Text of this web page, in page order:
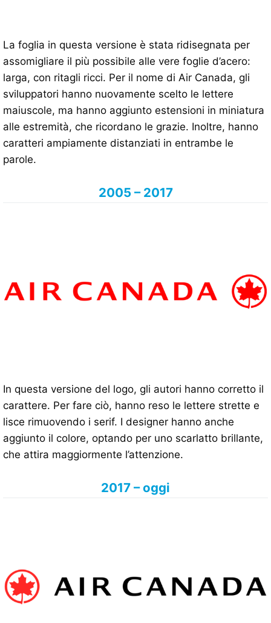
La foglia in questa versione è stata ridisegnata per
assomigliare il più possibile alle vere foglie d’acero:
larga, con ritagli ricci. Per il nome di Air Canada, gli
sviluppatori hanno nuovamente scelto le lettere
maiuscole, ma hanno aggiunto estensioni in miniatura
alle estremità, che ricordano le grazie. Inoltre, hanno
caratteri ampiamente distanziati in entrambe le
parole.
2005 – 2017
In questa versione del logo, gli autori hanno corretto il
carattere. Per fare ciò, hanno reso le lettere strette e
lisce rimuovendo i serif. I designer hanno anche
aggiunto il colore, optando per uno scarlatto brillante,
che attira maggiormente l’attenzione.
2017 – oggi